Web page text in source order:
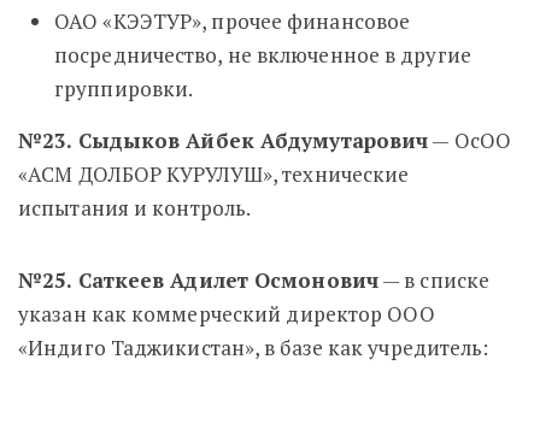
ОАО «КЭЭТУР», прочее финансовое
посредничество, не включенное в другие
группировки.
№23. Сыдыков Айбек Абдумутарович— ОсОО
«АСМ ДОЛБОР КУРУЛУШ», технические
испытания и контроль.
№25. Саткеев Адилет Осмонович— в списке
указан как коммерческий директор ООО
«Индиго Таджикистан», в базе как учредитель: